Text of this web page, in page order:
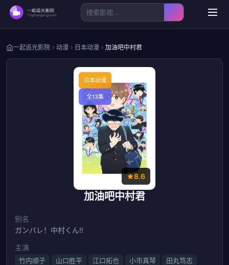
一起追光影院 动漫 日本动漫 加油吧中村君
日本动漫
全13集
8.6
加油吧中村君
别名
ガンバレ！中村くん!!
主演
竹内顺子 山口胜平 江口拓也 小市真琴
田丸笃志